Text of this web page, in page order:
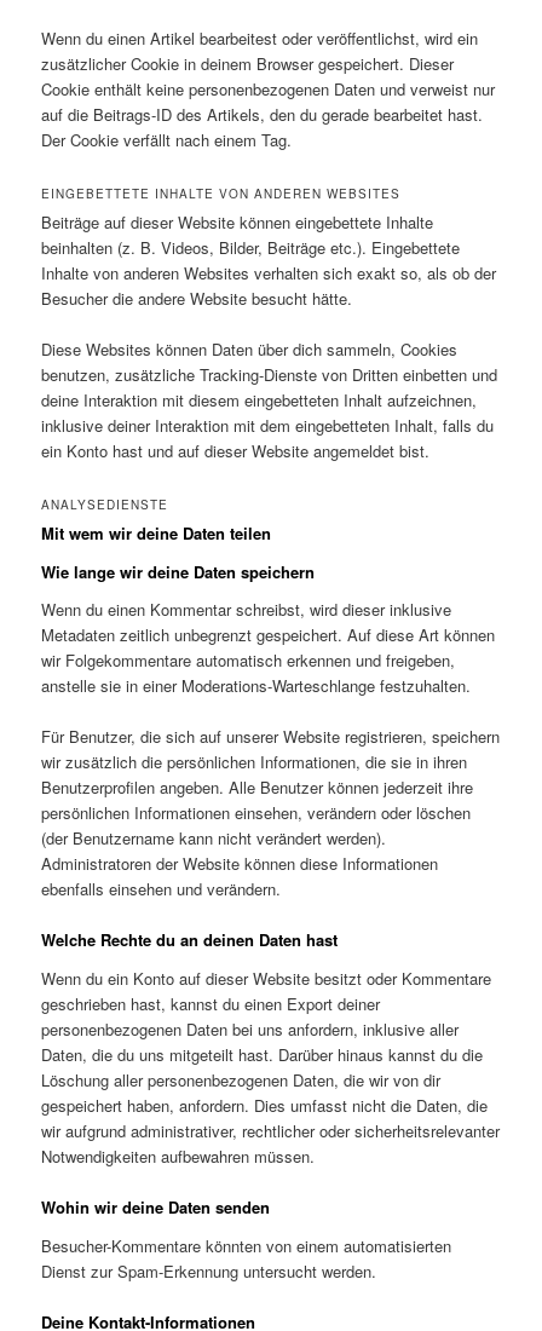
Wenn du einen Artikel bearbeitest oder veröffentlichst, wird ein
zusätzlicher Cookie in deinem Browser gespeichert. Dieser
Cookie enthält keine personenbezogenen Daten und verweist nur
auf die Beitrags-ID des Artikels, den du gerade bearbeitet hast.
Der Cookie verfällt nach einem Tag.
EINGEBETTETE INHALTE VON ANDEREN WEBSITES
Beiträge auf dieser Website können eingebettete Inhalte
beinhalten (z. B. Videos, Bilder, Beiträge etc.). Eingebettete
Inhalte von anderen Websites verhalten sich exakt so, als ob der
Besucher die andere Website besucht hätte.
Diese Websites können Daten über dich sammeln, Cookies
benutzen, zusätzliche Tracking-Dienste von Dritten einbetten und
deine Interaktion mit diesem eingebetteten Inhalt aufzeichnen,
inklusive deiner Interaktion mit dem eingebetteten Inhalt, falls du
ein Konto hast und auf dieser Website angemeldet bist.
ANALYSEDIENSTE
Mit wem wir deine Daten teilen
Wie lange wir deine Daten speichern
Wenn du einen Kommentar schreibst, wird dieser inklusive
Metadaten zeitlich unbegrenzt gespeichert. Auf diese Art können
wir Folgekommentare automatisch erkennen und freigeben,
anstelle sie in einer Moderations-Warteschlange festzuhalten.
Für Benutzer, die sich auf unserer Website registrieren, speichern
wir zusätzlich die persönlichen Informationen, die sie in ihren
Benutzerprofilen angeben. Alle Benutzer können jederzeit ihre
persönlichen Informationen einsehen, verändern oder löschen
(der Benutzername kann nicht verändert werden).
Administratoren der Website können diese Informationen
ebenfalls einsehen und verändern.
Welche Rechte du an deinen Daten hast
Wenn du ein Konto auf dieser Website besitzt oder Kommentare
geschrieben hast, kannst du einen Export deiner
personenbezogenen Daten bei uns anfordern, inklusive aller
Daten, die du uns mitgeteilt hast. Darüber hinaus kannst du die
Löschung aller personenbezogenen Daten, die wir von dir
gespeichert haben, anfordern. Dies umfasst nicht die Daten, die
wir aufgrund administrativer, rechtlicher oder sicherheitsrelevanter
Notwendigkeiten aufbewahren müssen.
Wohin wir deine Daten senden
Besucher-Kommentare könnten von einem automatisierten
Dienst zur Spam-Erkennung untersucht werden.
Deine Kontakt-Informationen